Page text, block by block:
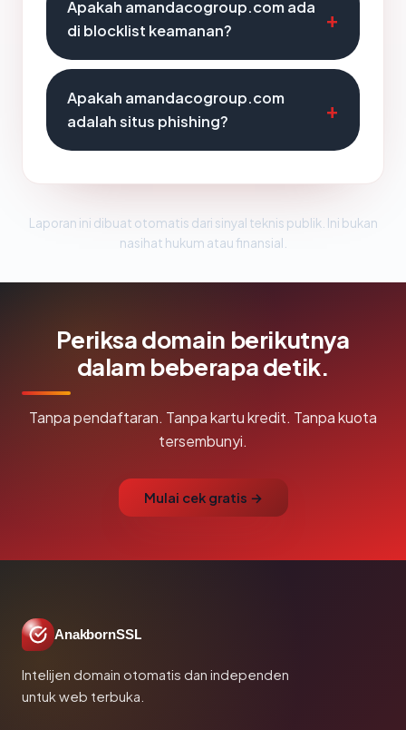
Apakah amandacogroup.com ada
di blocklist keamanan?
Apakah amandacogroup.com
adalah situs phishing?
Laporan ini dibuat otomatis dari sinyal teknis publik. Ini bukan
nasihat hukum atau finansial.
Periksa domain berikutnya
dalam beberapa detik.
Tanpa pendaftaran. Tanpa kartu kredit. Tanpa kuota
tersembunyi.
Mulai cek gratis →
AnakbornSSL
Intelijen domain otomatis dan independen
untuk web terbuka.